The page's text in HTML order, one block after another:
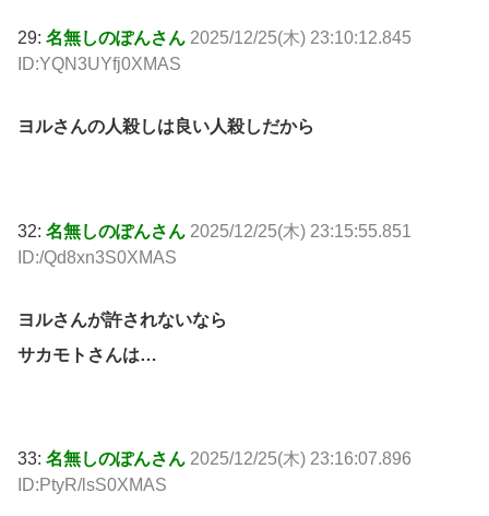
29: 名無しのぽんさん 2025/12/25(木) 23:10:12.845
ID:YQN3UYfj0XMAS
ヨルさんの人殺しは良い人殺しだから
32: 名無しのぽんさん 2025/12/25(木) 23:15:55.851
ID:/Qd8xn3S0XMAS
ヨルさんが許されないなら
サカモトさんは…
33: 名無しのぽんさん 2025/12/25(木) 23:16:07.896
ID:PtyR/lsS0XMAS